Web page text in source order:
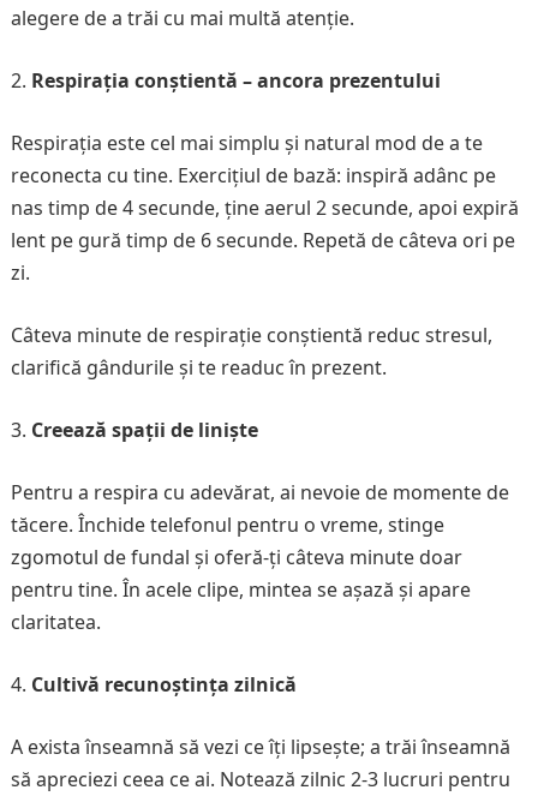
alegere de a trăi cu mai multă atenție.
Respirația conștientă – ancora prezentului
Respirația este cel mai simplu și natural mod de a te
reconecta cu tine. Exercițiul de bază: inspiră adânc pe
nas timp de 4 secunde, ține aerul 2 secunde, apoi expiră
lent pe gură timp de 6 secunde. Repetă de câteva ori pe
zi.
Câteva minute de respirație conștientă reduc stresul,
clarifică gândurile și te readuc în prezent.
Creează spații de liniște
Pentru a respira cu adevărat, ai nevoie de momente de
tăcere. Închide telefonul pentru o vreme, stinge
zgomotul de fundal și oferă-ți câteva minute doar
pentru tine. În acele clipe, mintea se așază și apare
claritatea.
Cultivă recunoștința zilnică
A exista înseamnă să vezi ce îți lipsește; a trăi înseamnă
să apreciezi ceea ce ai. Notează zilnic 2-3 lucruri pentru